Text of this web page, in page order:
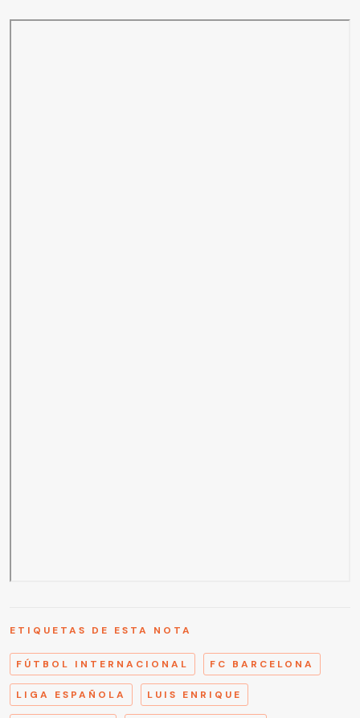
ETIQUETAS DE ESTA NOTA
FÚTBOL INTERNACIONAL FC BARCELONA
LIGA ESPAÑOLA LUIS ENRIQUE